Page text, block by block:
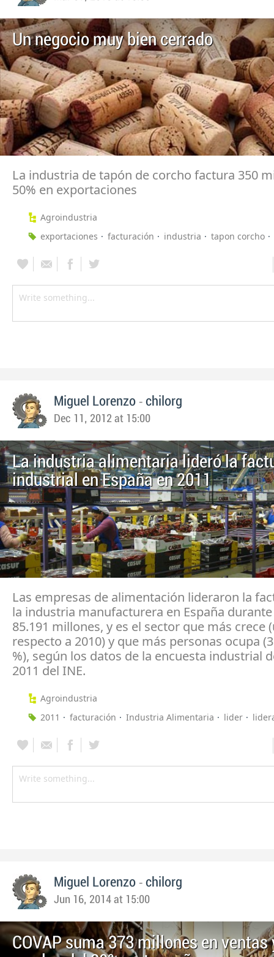
Un negocio muy bien cerrado
La industria de tapón de corcho factura 350
50% en exportaciones
Agroindustria
exportaciones
facturación industria tapon corcho
Miguel Lorenzo - chilorg
Dec 11, 2012 at 15:00
La industria alimentaria lideró la
industrial en España en 2011
Las empresas de alimentación lideraron la
la industria manufacturera en España
85.191 millones, y es el sector que más crece
respecto a 2010) y que más personas ocupa
%), según los datos de la encuesta industrial
2011 del INE.
Agroindustria
2011
facturación Industria Alimentaria lider
Miguel Lorenzo - chilorg
Jun 16, 2014 at 15:00
COVAP suma 373 millones en